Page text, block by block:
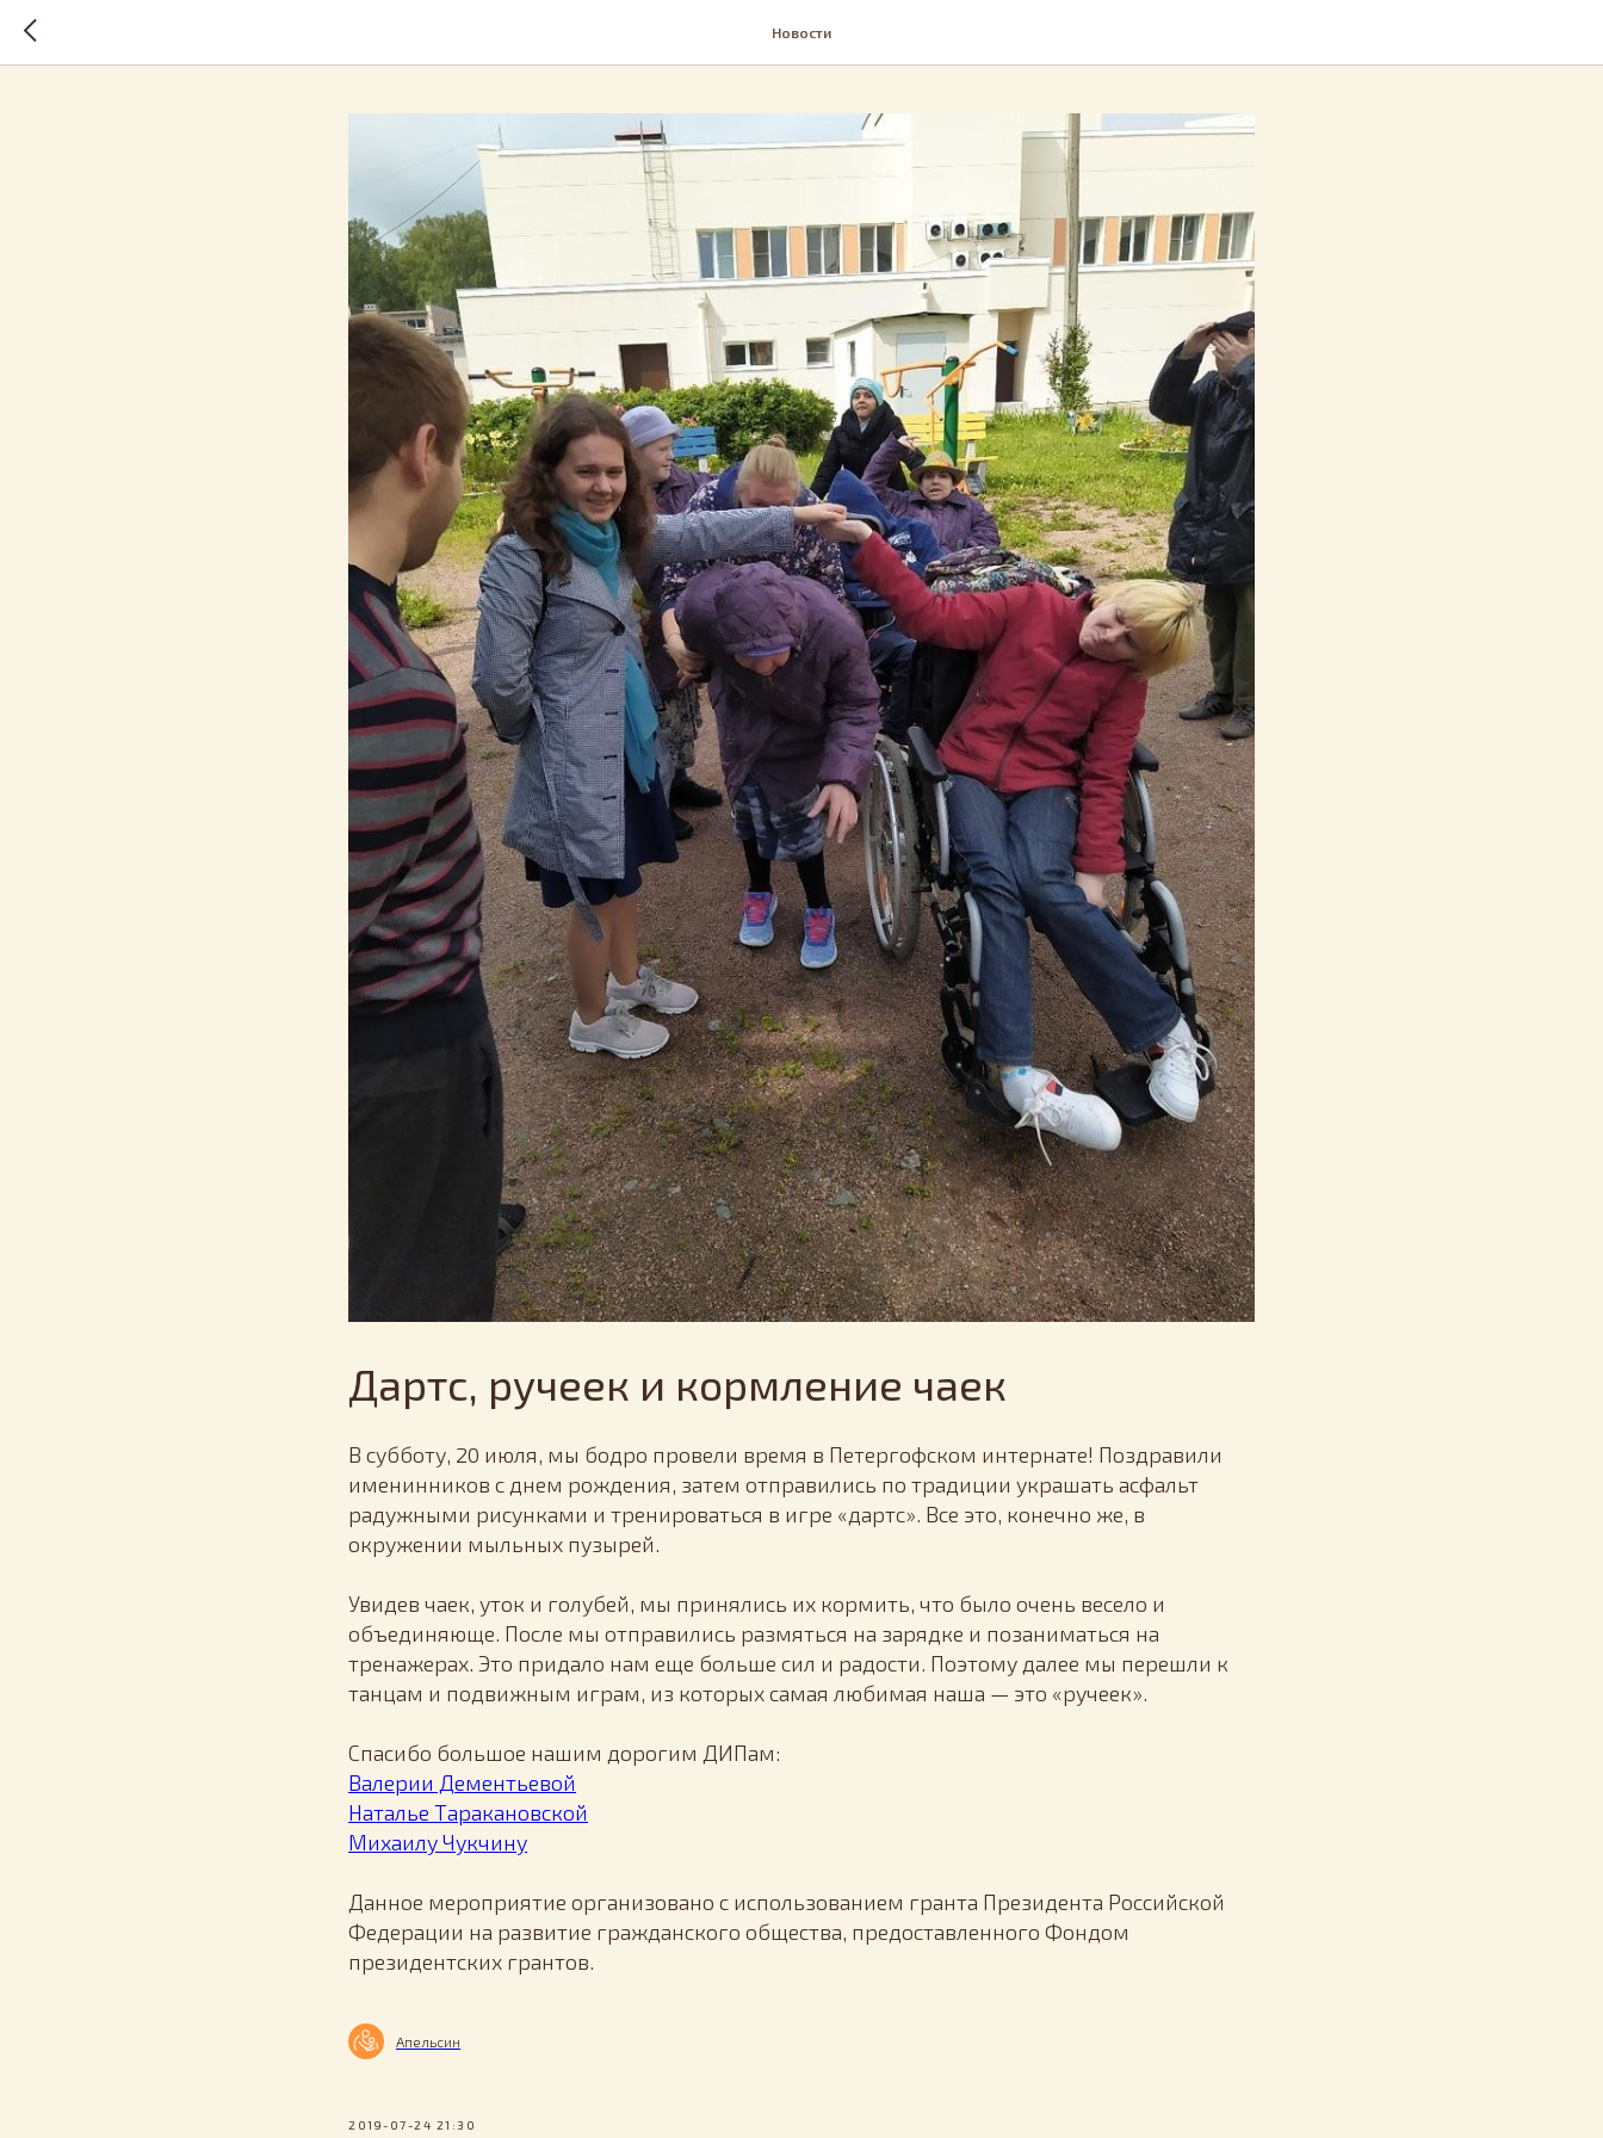
Новости
Дартс, ручеек и кормление чаек
В субботу, 20 июля, мы бодро провели время в Петергофском интернате! Поздравили
именинников с днем рождения, затем отправились по традиции украшать асфальт
радужными рисунками и тренироваться в игре «дартс». Все это, конечно же, в
окружении мыльных пузырей.
Увидев чаек, уток и голубей, мы принялись их кормить, что было очень весело и
объединяюще. После мы отправились размяться на зарядке и позаниматься на
тренажерах. Это придало нам еще больше сил и радости. Поэтому далее мы перешли к
танцам и подвижным играм, из которых самая любимая наша — это «ручеек».
Спасибо большое нашим дорогим ДИПам:
Валерии Дементьевой
Наталье Таракановской
Михаилу Чукчину
Данное мероприятие организовано с использованием гранта Президента Российской
Федерации на развитие гражданского общества, предоставленного Фондом
президентских грантов.
Апельсин
2019-07-24 21:30